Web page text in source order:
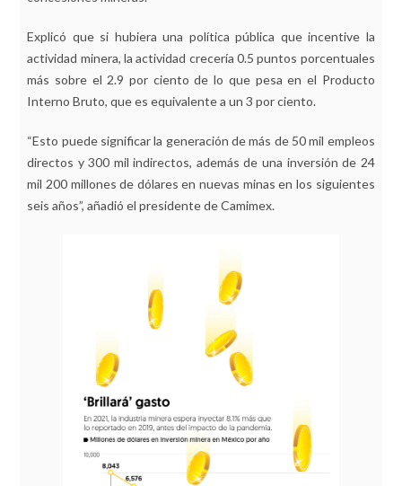
Explicó que si hubiera una política pública que incentive la
actividad minera, la actividad crecería 0.5 puntos porcentuales
más sobre el 2.9 por ciento de lo que pesa en el Producto
Interno Bruto, que es equivalente a un 3 por ciento.
“Esto puede significar la generación de más de 50 mil empleos
directos y 300 mil indirectos, además de una inversión de 24
mil 200 millones de dólares en nuevas minas en los siguientes
seis años”, añadió el presidente de Camimex.